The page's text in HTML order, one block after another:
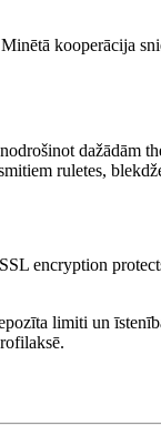
kooperācija
ruletes,
encryption
limiti un